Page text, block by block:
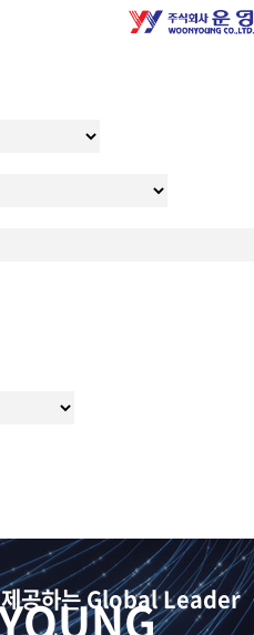
제공하는 Global Leader